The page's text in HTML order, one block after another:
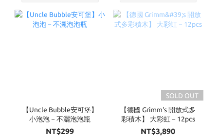
【Uncle Bubble安可堡】
小泡泡－不灑泡泡瓶
NT$299
SOLD OUT
【德國 Grimm's 開放式多
彩積木】 大彩虹－12pcs
NT$3,890